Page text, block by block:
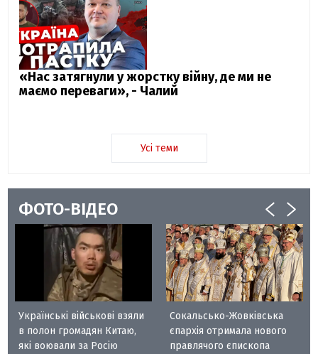
«Нас затягнули у жорстку війну, де ми не
маємо переваги», - Чалий
Усі теми
ФОТО-ВІДЕО
Українські військові взяли
в полон громадян Китаю,
які воювали за Росію
Сокальсько-Жовківська
єпархія отримала нового
правлячого єпископа